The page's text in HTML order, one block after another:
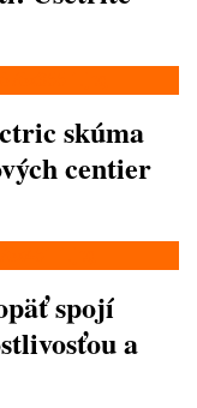
skúma
centier
spojí
a